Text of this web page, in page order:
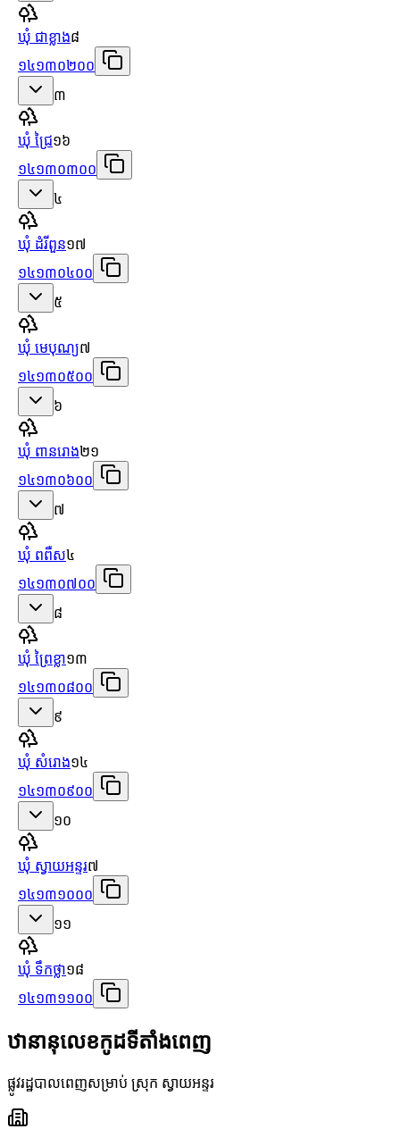
ឃុំ ជាខ្លាង៨
១៤១៣០២០០
៣
ឃុំ ជ្រៃ១៦
១៤១៣០៣០០
៤
ឃុំ ដំរីពួន១៧
១៤១៣០៤០០
៥
ឃុំ មេបុណ្យ៧
១៤១៣០៥០០
៦
ឃុំ ពានរោង២១
១៤១៣០៦០០
៧
ឃុំ ពពឺស៤
១៤១៣០៧០០
៨
ឃុំ ព្រៃខ្លា១៣
១៤១៣០៨០០
៩
ឃុំ សំរោង១៤
១៤១៣០៩០០
១០
ឃុំ ស្វាយអន្ទរ៧
១៤១៣១០០០
១១
ឃុំ ទឹកថ្លា១៨
១៤១៣១១០០
ឋានានុលេខកូដទីតាំងពេញ
ផ្លូវរដ្ឋបាលពេញសម្រាប់ ស្រុក ស្វាយអន្ទរ